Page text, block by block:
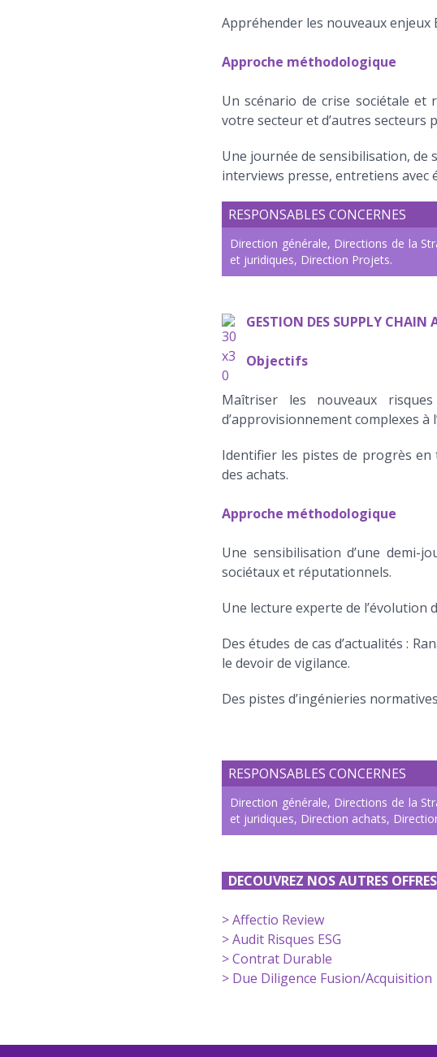
Appréhender les nouveaux enjeux
Approche méthodologique
Un scénario de crise sociétale
votre secteur et d’autres secteurs
Une journée de sensibilisation, de
interviews presse, entretiens avec
RESPONSABLES CONCERNES
Direction générale, Directions de la
et juridiques, Direction Projets.
GESTION DES SUPPLY CHAIN
Objectifs
Maîtriser les nouveaux
d’approvisionnement complexes à
Identifier les pistes de progrès en
des achats.
Approche méthodologique
Une sensibilisation d’une demi-
sociétaux et réputationnels.
Une lecture experte de l’évolution
Des études de cas d’actualités :
le devoir de vigilance.
Des pistes d’ingénieries
RESPONSABLES CONCERNES
Direction générale, Directions de la
et juridiques, Direction achats,
DECOUVREZ NOS AUTRES OFFRES
> Affectio Review
> Audit Risques ESG
> Contrat Durable
> Due Diligence Fusion/Acquisition